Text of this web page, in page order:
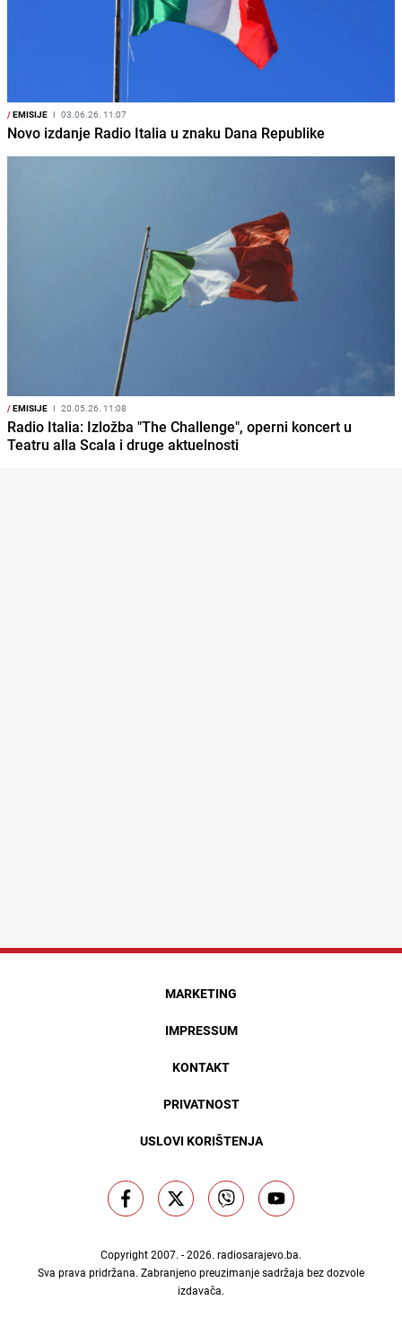
/EMISIJE I 03.06.26. 11:07
Novo izdanje Radio Italia u znaku Dana Republike
/EMISIJE I 20.05.26. 11:08
Radio Italia: Izložba "The Challenge", operni koncert u
Teatru alla Scala i druge aktuelnosti
MARKETING
IMPRESSUM
KONTAKT
PRIVATNOST
USLOVI KORIŠTENJA
Copyright 2007. - 2026. radiosarajevo.ba.
Sva prava pridržana. Zabranjeno preuzimanje sadržaja bez dozvole
izdavača.